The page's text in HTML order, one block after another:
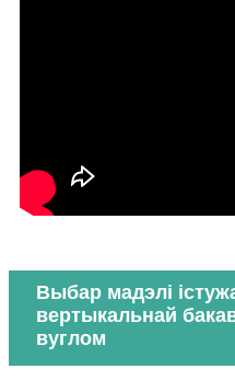
Выбар мадэлі
вертыкальнай
вуглом